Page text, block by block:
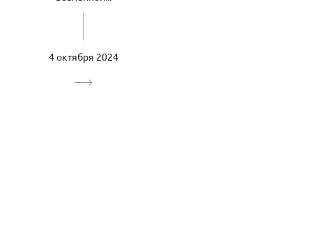
4 октября 2024